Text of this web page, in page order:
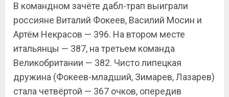
В командном зачёте дабл-трап выиграли
россияне Виталий Фокеев, Василий Мосин и
Артём Некрасов — 396. На втором месте
итальянцы — 387, на третьем команда
Великобритании — 382. Чисто липецкая
дружина (Фокеев-младший, Зимарев, Лазарев)
стала четвёртой — 367 очков, опередив